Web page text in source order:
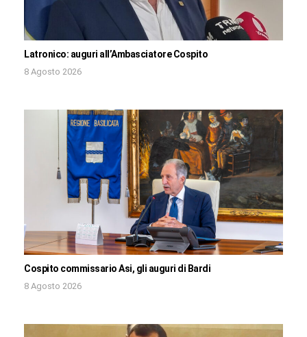
Latronico: auguri all’Ambasciatore Cospito
8 Agosto 2026
Cospito commissario Asi, gli auguri di Bardi
8 Agosto 2026